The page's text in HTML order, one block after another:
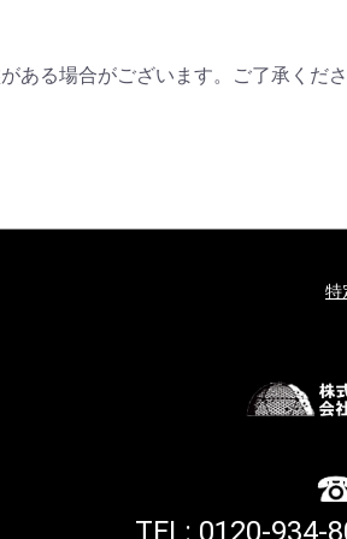
ある場合がございます。ご了承くださ
特
TEL: 0120-934-